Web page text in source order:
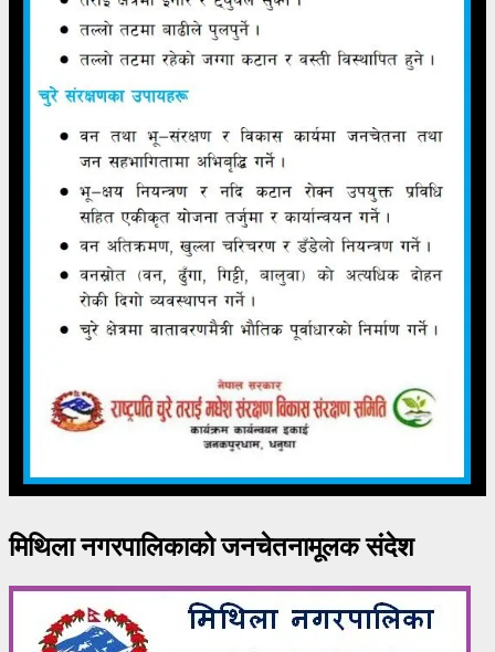
मिथिला नगरपालिकाको जनचेतनामूलक संदेश